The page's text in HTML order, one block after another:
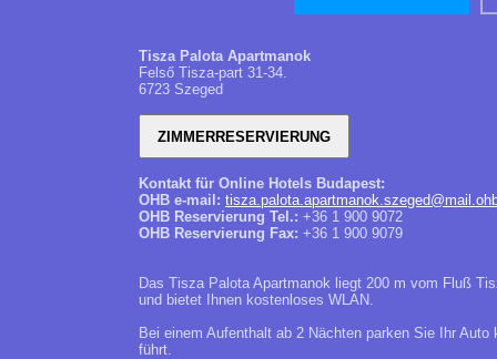
Tisza Palota Apartmanok
Felső Tisza-part 31-34.
6723 Szeged
Kontakt für Online Hotels Budapest:
OHB e-mail:
OHB Reservierung Tel.: +36 1 900 9072
OHB Reservierung Fax: +36 1 900 9079
Das Tisza Palota Apartmanok liegt 200 m vom Fluß
und bietet Ihnen kostenloses WLAN.
Bei einem Aufenthalt ab 2 Nächten parken Sie Ihr
führt.